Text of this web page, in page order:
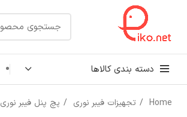
دسته بندی کالاها
Home تجهیزات فیبر نوری پچ پنل فیبر نوری